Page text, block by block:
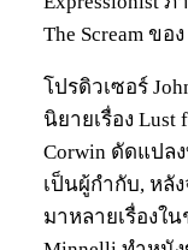
The Scream ขอ
โปรดิวเซอร์
นิยายเรื่อง Lust
Corwin ดัดแปล
เป็นผู้กำกับ, หลั
มาหลายเรื่องใ